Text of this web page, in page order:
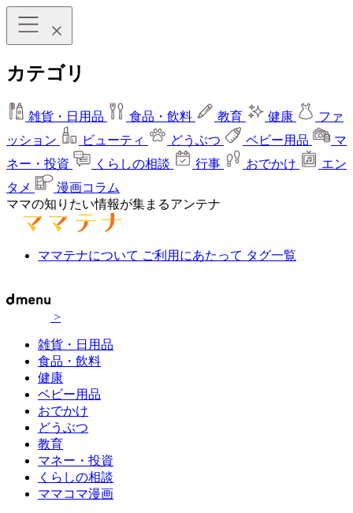
カテゴリ
雑貨・日用品 食品・飲料 教育 健康
ファ
ッション
ビューティ どうぶつ ベビー用品
マ
ネー・投資
くらしの相談 行事 おでかけ
エン
タメ
漫画コラム
ママの知りたい情報が集まるアンテナ
ママテナについて ご利用にあたって タグ一覧
>
雑貨・日用品
食品・飲料
健康
ベビー用品
おでかけ
どうぶつ
教育
マネー・投資
くらしの相談
ママコマ漫画